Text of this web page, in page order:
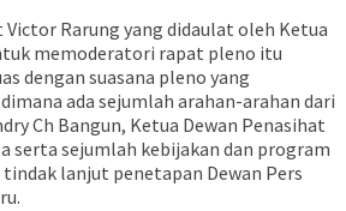
Victor Rarung yang didaulat oleh Ketua
memoderatori rapat pleno itu
dengan suasana pleno yang
ada sejumlah arahan-arahan dari
Ch Bangun, Ketua Dewan Penasihat
serta sejumlah kebijakan dan program
lanjut penetapan Dewan Pers